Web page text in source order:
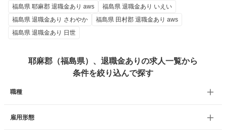
福島県 耶麻郡 退職金あり aws
福島県 退職金あり いえい
福島県 退職金あり さわやか
福島県 田村郡 退職金あり aws
福島県 退職金あり 日世
耶麻郡（福島県）、退職金ありの求人一覧から
条件を絞り込んで探す
職種
雇用形態